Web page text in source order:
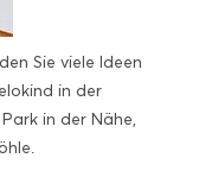
Sie viele Ideen
in der
in der Nähe,